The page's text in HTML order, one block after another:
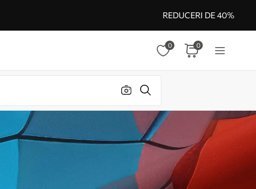
REDUCERI DE 40%
0 0